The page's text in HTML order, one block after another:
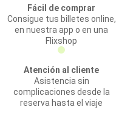
Fácil de comprar
Consigue tus billetes online,
en nuestra app o en una
Flixshop
Atención al cliente
Asistencia sin
complicaciones desde la
reserva hasta el viaje